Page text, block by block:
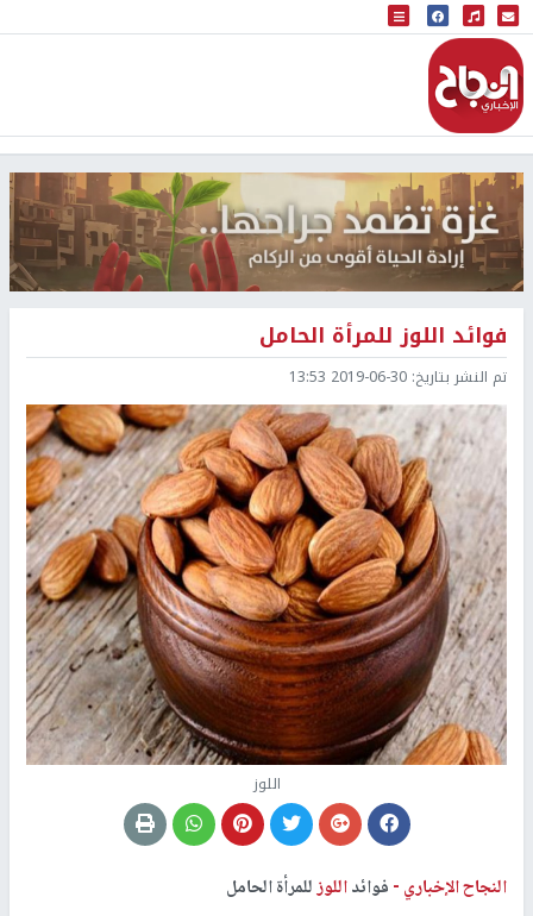
البث المباشر
إذاعة النجاح
فوائد اللوز للمرأة الحامل
تم النشر بتاريخ: 2019-06-30 13:53
اللوز
النجاح الإخباري -فوائداللوزللمرأة الحامل